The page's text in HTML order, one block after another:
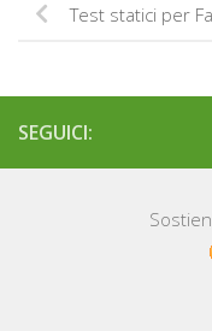
Test statici per
SEGUICI: